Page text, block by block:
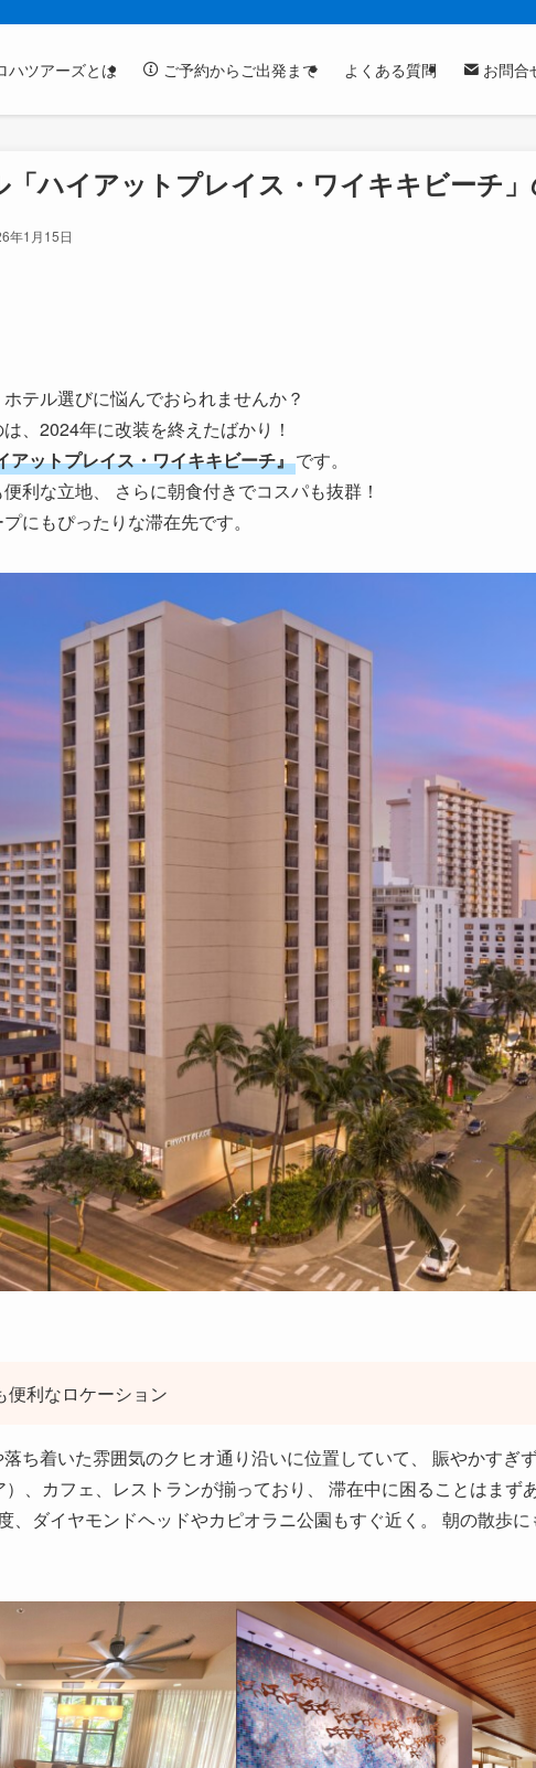
ハツアーズとは ご予約からご出発まで よくある質問 お問合
「ハイアットプレイス・ワイキキビーチ
年1月15日
テル選びに悩んでおられませんか？
、2024年に改装を終えたばかり！
アットプレイス・ワイキキビーチ』です。
利な立地、 さらに朝食付きでコスパも抜群！
にもぴったりな滞在先です。
便利なロケーション
ち着いた雰囲気のクヒオ通り沿いに位置していて、 賑やかすぎ
、カフェ、レストランが揃っており、 滞在中に困ることはまずあ
、ダイヤモンドヘッドやカピオラニ公園もすぐ近く。 朝の散歩